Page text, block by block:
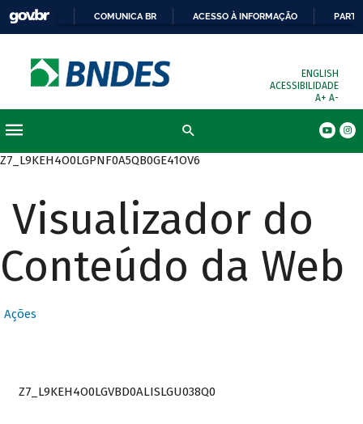
COMUNICA BR ACESSO À INFORMAÇÃO
ENGLISH
ACESSIBILIDADE
A+ A-
Z7_L9KEH4O0LGPNF0A5QB0GE41OV6
Visualizador do
Conteúdo da Web
Ações
Z7_L9KEH4O0LGVBD0ALISLGU038Q0